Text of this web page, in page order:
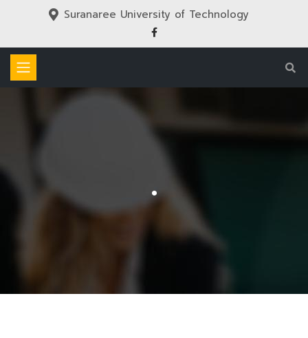
Suranaree University of Technology
.